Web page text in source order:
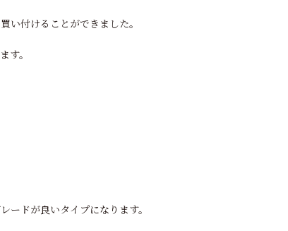
い付けることができました。
す。
ードが良いタイプになります。